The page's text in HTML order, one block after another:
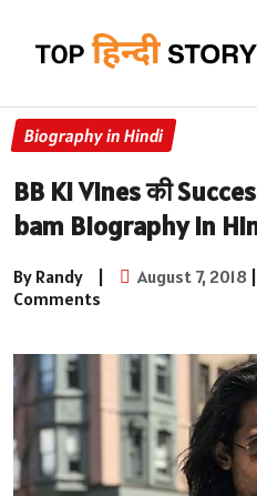
Biography in Hindi
BB Ki Vines की
bam Biography in
By Randy | August 7, 2018 |
Comments